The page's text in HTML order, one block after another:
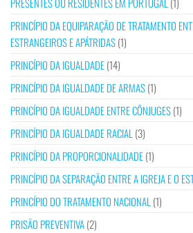
PRINCÍPIO DA EQUIPARAÇÃO DE TRATAMENTO
ESTRANGEIROS E APÁTRIDAS(1)
PRINCÍPIO DA IGUALDADE(14)
PRINCÍPIO DA IGUALDADE DE ARMAS(1)
PRINCÍPIO DA IGUALDADE ENTRE CÔNJUGES(1)
PRINCÍPIO DA IGUALDADE RACIAL (3)
PRINCÍPIO DA PROPORCIONALIDADE(1)
PRINCÍPIO DA SEPARAÇÃO ENTRE A IGREJA E O
PRINCÍPIO DO TRATAMENTO NACIONAL (1)
PRISÃO PREVENTIVA(2)